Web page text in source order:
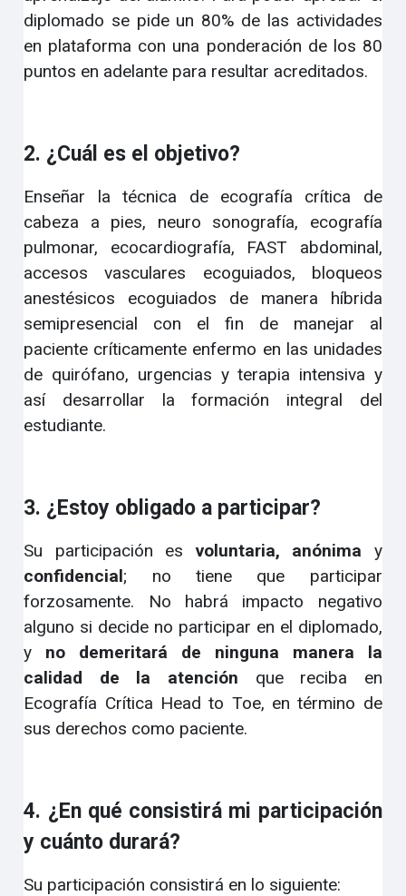
diplomado se pide un 80% de las actividades
en plataforma con una ponderación de los 80
puntos en adelante para resultar acreditados.
2. ¿Cuál es el objetivo?
Enseñar la técnica de ecografía crítica de
cabeza a pies, neuro sonografía, ecografía
pulmonar, ecocardiografía, FAST abdominal,
accesos vasculares ecoguiados, bloqueos
anestésicos ecoguiados de manera híbrida
semipresencial con el fin de manejar al
paciente críticamente enfermo en las unidades
de quirófano, urgencias y terapia intensiva y
así desarrollar la formación integral del
estudiante.
3. ¿Estoy obligado a participar?
Su participación esvoluntaria, anónima y
confidencial; no tiene que participar
forzosamente. No habrá impacto negativo
alguno si decide no participar en el diplomado,
y no demeritará de ninguna manera la
calidad de la atención que reciba en
Ecografía Crítica Head to Toe, en término de
sus derechos como paciente.
4. ¿En qué consistirá mi participación
y cuánto durará?
Su participación consistirá en lo siguiente: